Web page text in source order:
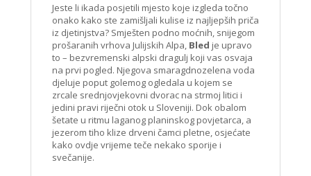
Jeste li ikada posjetili mjesto koje izgleda točno
onako kako ste zamišljali kulise iz najljepših priča
iz djetinjstva? Smješten podno moćnih, snijegom
prošaranih vrhova Julijskih Alpa, Bled je upravo
to – bezvremenski alpski dragulj koji vas osvaja
na prvi pogled. Njegova smaragdnozelena voda
djeluje poput golemog ogledala u kojem se
zrcale srednjovjekovni dvorac na strmoj litici i
jedini pravi riječni otok u Sloveniji. Dok obalom
šetate u ritmu laganog planinskog povjetarca, a
jezerom tiho klize drveni čamci pletne, osjećate
kako ovdje vrijeme teče nekako sporije i
svečanije.